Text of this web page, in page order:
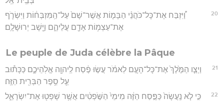
20
וַ֠יִּזְבַּח אֶת־כָּל־כֹּהֲנֵ֨י הַבָּמ֤וֹת אֲשֶׁר־שָׁם֙ עַל־הַֽמִּזְבְּח֔וֹת וַיִּשְׂרֹ֛ף
אֶת־עַצְמ֥וֹת אָדָ֖ם עֲלֵיהֶ֑ם וַיָּ֖שָׁב יְרוּשָׁלִָֽם׃
Le peuple de Juda célèbre la Pâque
21
וַיְצַ֤ו הַמֶּ֙לֶךְ֙ אֶת־כָּל־הָעָ֣ם לֵאמֹ֔ר עֲשׂ֣וּ פֶ֔סַח לַֽיהוָ֖ה אֱלֹֽהֵיכֶ֑ם כַּכָּת֕וּב
עַ֛ל סֵ֥פֶר הַבְּרִ֖ית הַזֶּֽה׃
22
כִּ֣י לֹ֤א נַֽעֲשָׂה֙ כַּפֶּ֣סַח הַזֶּ֔ה מִימֵי֙ הַשֹּׁ֣פְטִ֔ים אֲשֶׁ֥ר שָׁפְט֖וּ אֶת־יִשְׂרָאֵ֑ל